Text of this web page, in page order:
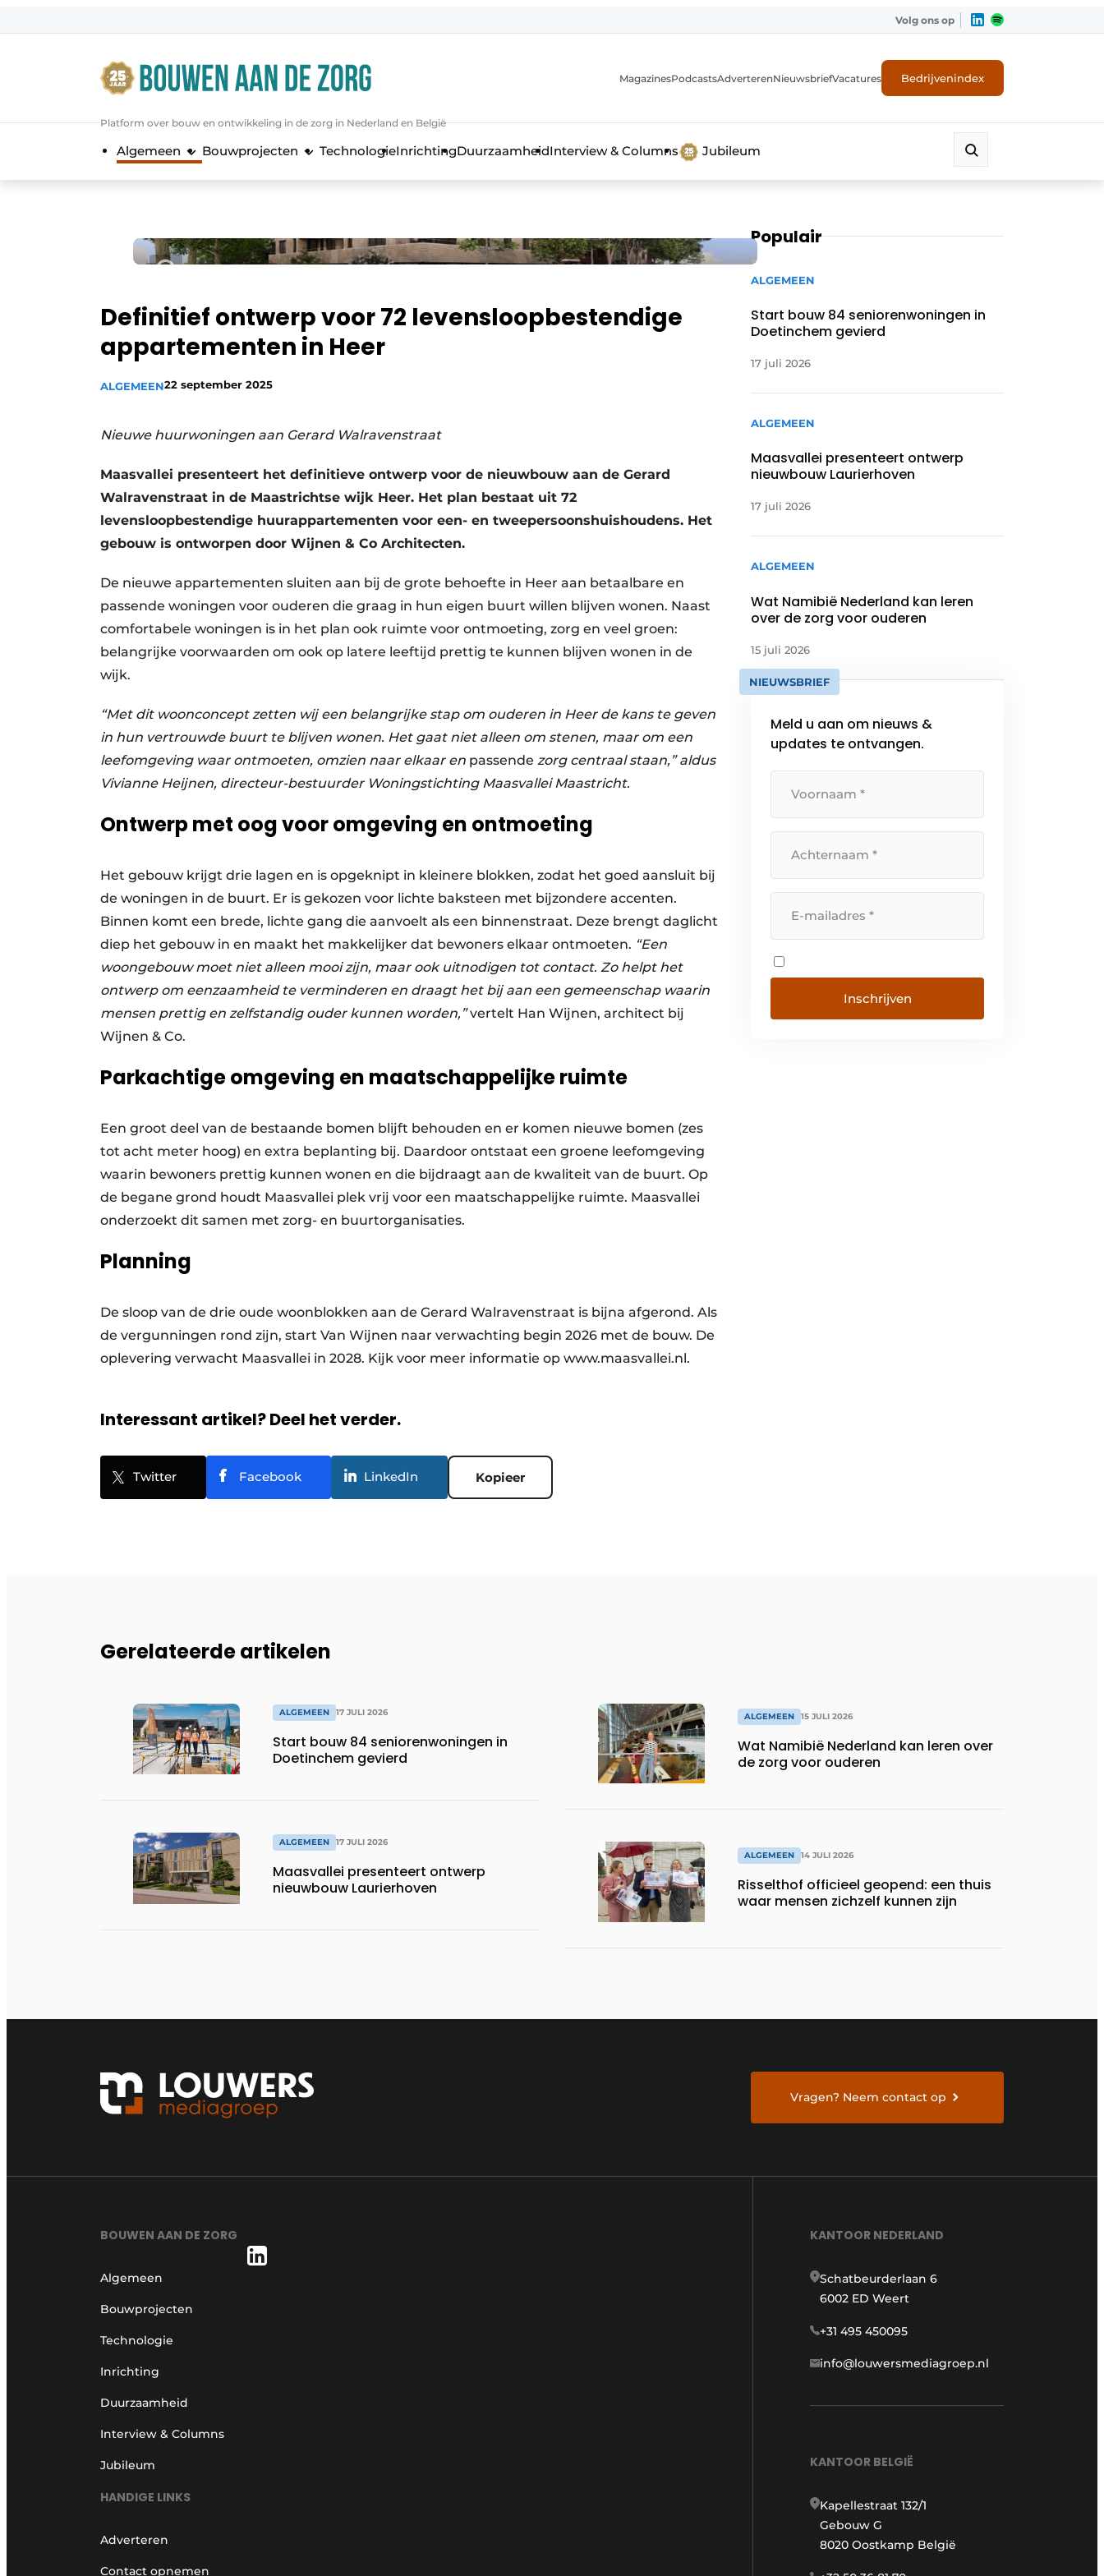
Algemene voorwaarden
Contact
Jaarboek
Nieuwsbrief
Podcasts
Privacy / Cookie statement
Vacatures
Video’s
Volg ons op
Platform over bouw en ontwikkeling in de zorg in Nederland en België
MagazinesPodcastsAdverterenNieuwsbriefVacatures Bedrijvenindex
Algemeen Bouwprojecten TechnologieInrichtingDuurzaamheidInterview & Columns Jubileum
Definitief ontwerp voor 72 levensloopbestendige
appartementen in Heer
ALGEMEEN22 september 2025
Nieuwe huurwoningen aan Gerard Walravenstraat
Maasvallei presenteert het definitieve ontwerp voor de nieuwbouw aan de Gerard
Walravenstraat in de Maastrichtse wijk Heer. Het plan bestaat uit 72
levensloopbestendige huurappartementen voor een- en tweepersoonshuishoudens. Het
gebouw is ontworpen door Wijnen & Co Architecten.
De nieuwe appartementen sluiten aan bij de grote behoefte in Heer aan betaalbare en
passende woningen voor ouderen die graag in hun eigen buurt willen blijven wonen. Naast
comfortabele woningen is in het plan ook ruimte voor ontmoeting, zorg en veel groen:
belangrijke voorwaarden om ook op latere leeftijd prettig te kunnen blijven wonen in de
wijk.
“Met dit woonconcept zetten wij een belangrijke stap om ouderen in Heer de kans te geven
in hun vertrouwde buurt te blijven wonen. Het gaat niet alleen om stenen, maar om een
leefomgeving waar ontmoeten, omzien naar elkaar en passende zorg centraal staan,” aldus
Vivianne Heijnen, directeur-bestuurder Woningstichting Maasvallei Maastricht.
Ontwerp met oog voor omgeving en ontmoeting
Het gebouw krijgt drie lagen en is opgeknipt in kleinere blokken, zodat het goed aansluit bij
de woningen in de buurt. Er is gekozen voor lichte baksteen met bijzondere accenten.
Binnen komt een brede, lichte gang die aanvoelt als een binnenstraat. Deze brengt daglicht
diep het gebouw in en maakt het makkelijker dat bewoners elkaar ontmoeten. “Een
woongebouw moet niet alleen mooi zijn, maar ook uitnodigen tot contact. Zo helpt het
ontwerp om eenzaamheid te verminderen en draagt het bij aan een gemeenschap waarin
mensen prettig en zelfstandig ouder kunnen worden,”vertelt Han Wijnen, architect bij
Wijnen & Co.
Parkachtige omgeving en maatschappelijke ruimte
Een groot deel van de bestaande bomen blijft behouden en er komen nieuwe bomen (zes
tot acht meter hoog) en extra beplanting bij. Daardoor ontstaat een groene leefomgeving
waarin bewoners prettig kunnen wonen en die bijdraagt aan de kwaliteit van de buurt. Op
de begane grond houdt Maasvallei plek vrij voor een maatschappelijke ruimte. Maasvallei
onderzoekt dit samen met zorg- en buurtorganisaties.
Planning
De sloop van de drie oude woonblokken aan de Gerard Walravenstraat is bijna afgerond. Als
de vergunningen rond zijn, start Van Wijnen naar verwachting begin 2026 met de bouw. De
oplevering verwacht Maasvallei in 2028. Kijk voor meer informatie op www.maasvallei.nl.
Interessant artikel? Deel het verder.
Twitter Facebook LinkedIn Kopieer
Populair
ALGEMEEN
Start bouw 84 seniorenwoningen in
Doetinchem gevierd
17 juli 2026
ALGEMEEN
Maasvallei presenteert ontwerp
nieuwbouw Laurierhoven
17 juli 2026
ALGEMEEN
Wat Namibië Nederland kan leren
over de zorg voor ouderen
15 juli 2026
NIEUWSBRIEF
Meld u aan om nieuws &
updates te ontvangen.
Gerelateerde artikelen
ALGEMEEN 17 JULI 2026
Start bouw 84 seniorenwoningen in
Doetinchem gevierd
ALGEMEEN 17 JULI 2026
Maasvallei presenteert ontwerp
nieuwbouw Laurierhoven
ALGEMEEN 15 JULI 2026
Wat Namibië Nederland kan leren over
de zorg voor ouderen
ALGEMEEN 14 JULI 2026
Risselthof officieel geopend: een thuis
waar mensen zichzelf kunnen zijn
Vragen? Neem contact op
BOUWEN AAN DE ZORG
Algemeen
Bouwprojecten
Technologie
Inrichting
Duurzaamheid
Interview & Columns
Jubileum
HANDIGE LINKS
Adverteren
Contact opnemen
KANTOOR NEDERLAND
Schatbeurderlaan 6
6002 ED Weert
+31 495 450095
info@louwersmediagroep.nl
KANTOOR BELGIË
Kapellestraat 132/1
Gebouw G
8020 Oostkamp België